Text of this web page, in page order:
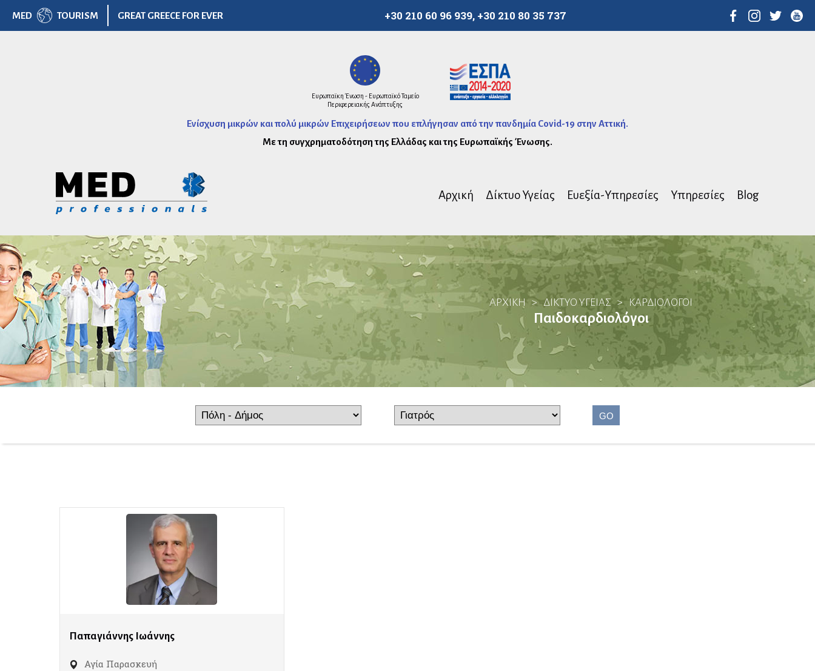
MED TOURISM GREAT GREECE FOR EVER +30 210 60 96 939, +30 210 80 35 737
Ευρωπαϊκη Ένωση - Ευρωπαϊκό Ταμείο
Περιφερειακής Ανάπτυξης
Ενίσχυση μικρών και πολύ μικρών Επιχειρήσεων που επλήγησαν από την πανδημία Covid-19 στην Αττική.
Με τη συγχρηματοδότηση της Ελλάδας και της Ευρωπαϊκής Ένωσης.
Αρχική Δίκτυο Υγείας Ευεξία-Υπηρεσίες Υπηρεσίες Blog
ΑΡΧΙΚΗ > ΔΙΚΤΥΟ ΥΓΕΙΑΣ > ΚΑΡΔΙΟΛΌΓΟΙ
Παιδοκαρδιολόγοι
GO
Παπαγιάννης Ιωάννης
Αγία Παρασκευή